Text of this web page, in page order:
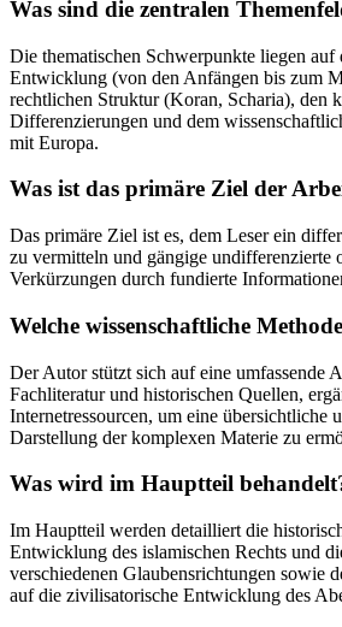
Was sind die zentralen
Die thematischen Schwerpunkte liegen auf
Entwicklung (von den Anfängen bis zum
rechtlichen Struktur (Koran, Scharia), den
Differenzierungen und dem
mit Europa.
Was ist das primäre Ziel der
Das primäre Ziel ist es, dem Leser ein
zu vermitteln und gängige undifferenzierte
Verkürzungen durch fundierte
Welche wissenschaftliche
Der Autor stützt sich auf eine umfassende
Fachliteratur und historischen Quellen,
Internetressourcen, um eine übersichtliche
Darstellung der komplexen Materie zu
Was wird im Hauptteil
Im Hauptteil werden detailliert die
Entwicklung des islamischen Rechts und
verschiedenen Glaubensrichtungen sowie
auf die zivilisatorische Entwicklung des